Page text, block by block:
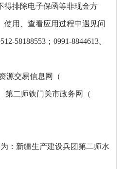
得排除电子保函等非现金方
使用、查看应用过程中遇见问
58188553；0991-8844613。
源交易信息网（
第二师铁门关市政务网（
：新疆生产建设兵团第二师水